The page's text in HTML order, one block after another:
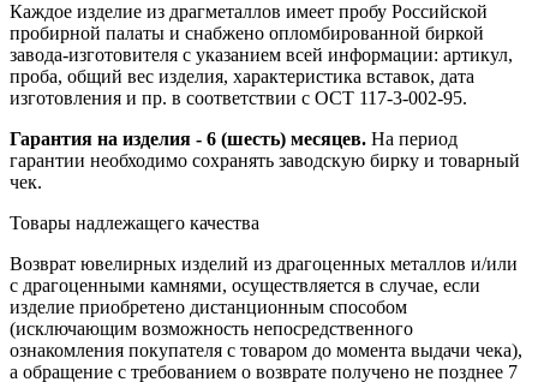
Каждое изделие из драгметаллов имеет пробу Российской
пробирной палаты и снабжено опломбированной биркой
завода-изготовителя с указанием всей информации: артикул,
проба, общий вес изделия, характеристика вставок, дата
изготовления и пр. в соответствии с ОСТ 117-3-002-95.
Гарантия на изделия - 6 (шесть) месяцев. На период
гарантии необходимо сохранять заводскую бирку и товарный
чек.
Товары надлежащего качества
Возврат ювелирных изделий из драгоценных металлов и/или
с драгоценными камнями, осуществляется в случае, если
изделие приобретено дистанционным способом
(исключающим возможность непосредственного
ознакомления покупателя с товаром до момента выдачи чека),
а обращение с требованием о возврате получено не позднее 7